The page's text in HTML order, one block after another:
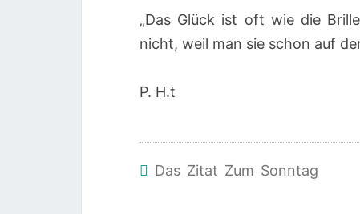
„Das Glück ist oft wie die
nicht, weil man sie schon auf
P. H.t
Das Zitat Zum Sonntag